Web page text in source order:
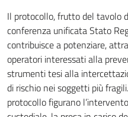
Il protocollo, frutto del tavolo
conferenza unificata Stato
contribuisce a potenziare,
operatori interessati alla
strumenti tesi alla
di rischio nei soggetti più
protocollo figurano